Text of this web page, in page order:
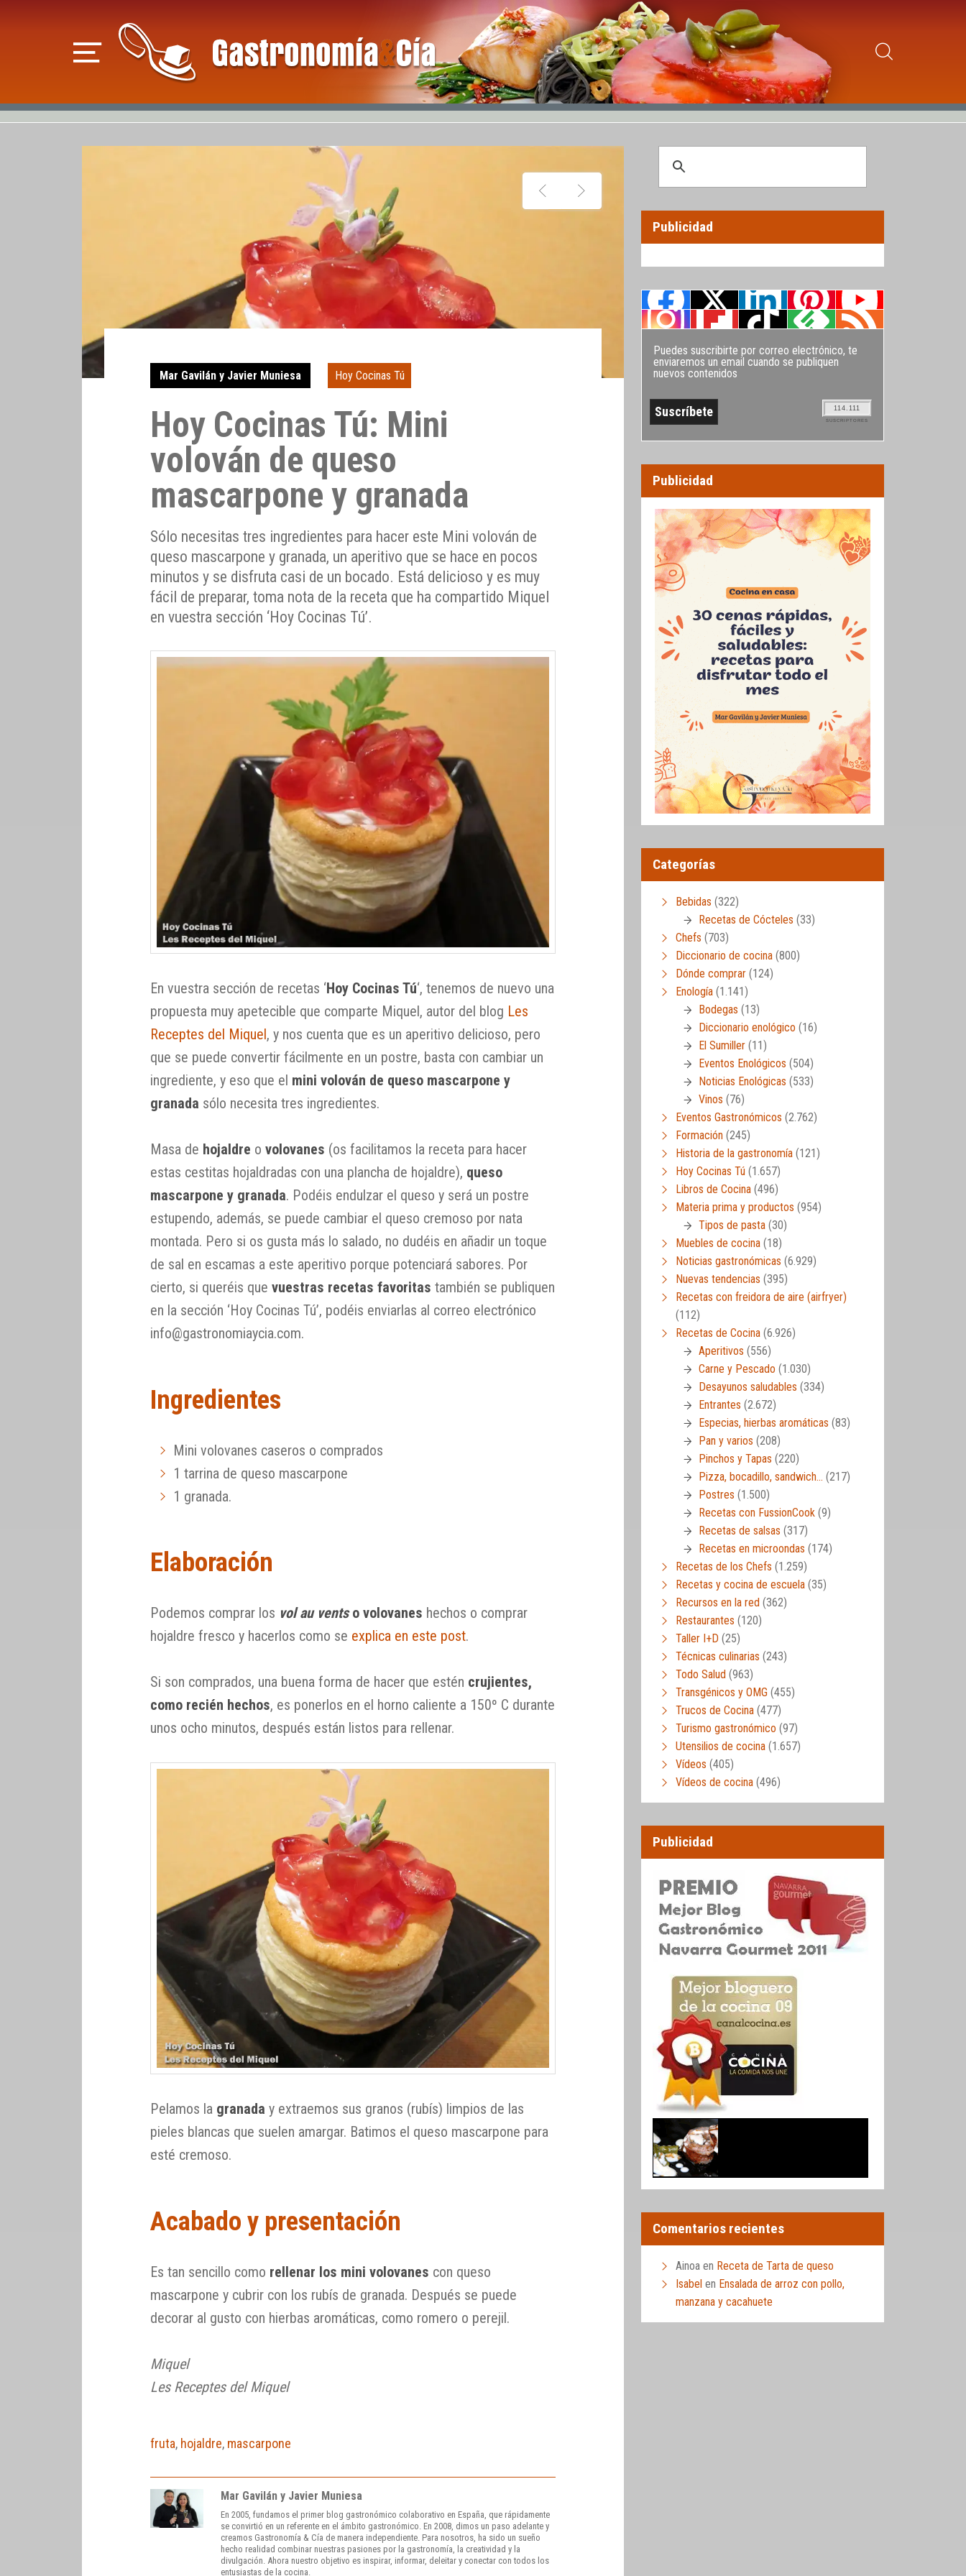
Mar Gavilán y Javier Muniesa Hoy Cocinas Tú
Hoy Cocinas Tú: Mini
volován de queso
mascarpone y granada
Sólo necesitas tres ingredientes para hacer este Mini volován de
queso mascarpone y granada, un aperitivo que se hace en pocos
minutos y se disfruta casi de un bocado. Está delicioso y es muy
fácil de preparar, toma nota de la receta que ha compartido Miquel
en vuestra sección ‘Hoy Cocinas Tú’.
En vuestra sección de recetas ‘Hoy Cocinas Tú‘, tenemos de nuevo una
propuesta muy apetecible que comparte Miquel, autor del blog Les
Receptes del Miquel, y nos cuenta que es un aperitivo delicioso, pero
que se puede convertir fácilmente en un postre, basta con cambiar un
ingrediente, y eso que el mini volován de queso mascarpone y
granada sólo necesita tres ingredientes.
Masa de hojaldre ovolovanes (os facilitamos la receta para hacer
estas cestitas hojaldradas con una plancha de hojaldre), queso
mascarpone y granada. Podéis endulzar el queso y será un postre
estupendo, además, se puede cambiar el queso cremoso por nata
montada. Pero si os gusta más lo salado, no dudéis en añadir un toque
de sal en escamas a este aperitivo porque potenciará sabores. Por
cierto, si queréis quevuestras recetas favoritas también se publiquen
en la sección ‘Hoy Cocinas Tú’, podéis enviarlas al correo electrónico
info@gastronomiaycia.com.
Ingredientes
Mini volovanes caseros o comprados
1 tarrina de queso mascarpone
1 granada.
Elaboración
Podemos comprar los vol au ventso volovanes hechos o comprar
hojaldre fresco y hacerlos como se explica en este post.
Si son comprados, una buena forma de hacer que estén crujientes,
como recién hechos, es ponerlos en el horno caliente a 150º C durante
unos ocho minutos, después están listos para rellenar.
Pelamos la granada y extraemos sus granos (rubís) limpios de las
pieles blancas que suelen amargar. Batimos el queso mascarpone para
esté cremoso.
Acabado y presentación
Es tan sencillo como rellenar los mini volovanes con queso
mascarpone y cubrir con los rubís de granada. Después se puede
decorar al gusto con hierbas aromáticas, como romero o perejil.
Miquel
Les Receptes del Miquel
fruta, hojaldre, mascarpone
Mar Gavilán y Javier Muniesa
En 2005, fundamos el primer blog gastronómico colaborativo en España, que rápidamente
se convirtió en un referente en el ámbito gastronómico. En 2008, dimos un paso adelante y
creamos Gastronomía & Cía de manera independiente. Para nosotros, ha sido un sueño
hecho realidad combinar nuestras pasiones por la gastronomía, la creatividad y la
divulgación. Ahora nuestro objetivo es inspirar, informar, deleitar y conectar con todos los
entusiastas de la cocina.
Publicidad
Puedes suscribirte por correo electrónico, te
enviaremos un email cuando se publiquen
nuevos contenidos
114.111
SUSCRIPTORES
Publicidad
Categorías
Bebidas (322)
Recetas de Cócteles (33)
Chefs (703)
Diccionario de cocina (800)
Dónde comprar (124)
Enología (1.141)
Bodegas (13)
Diccionario enológico (16)
El Sumiller (11)
Eventos Enológicos (504)
Noticias Enológicas (533)
Vinos (76)
Eventos Gastronómicos (2.762)
Formación (245)
Historia de la gastronomía (121)
Hoy Cocinas Tú (1.657)
Libros de Cocina (496)
Materia prima y productos (954)
Tipos de pasta (30)
Muebles de cocina (18)
Noticias gastronómicas (6.929)
Nuevas tendencias (395)
Recetas con freidora de aire (airfryer)
(112)
Recetas de Cocina (6.926)
Aperitivos (556)
Carne y Pescado (1.030)
Desayunos saludables (334)
Entrantes (2.672)
Especias, hierbas aromáticas (83)
Pan y varios (208)
Pinchos y Tapas (220)
Pizza, bocadillo, sandwich… (217)
Postres (1.500)
Recetas con FussionCook (9)
Recetas de salsas (317)
Recetas en microondas (174)
Recetas de los Chefs (1.259)
Recetas y cocina de escuela (35)
Recursos en la red (362)
Restaurantes (120)
Taller I+D (25)
Técnicas culinarias (243)
Todo Salud (963)
Transgénicos y OMG (455)
Trucos de Cocina (477)
Turismo gastronómico (97)
Utensilios de cocina (1.657)
Vídeos (405)
Vídeos de cocina (496)
Publicidad
Comentarios recientes
Ainoa en Receta de Tarta de queso
Isabel en Ensalada de arroz con pollo,
manzana y cacahuete